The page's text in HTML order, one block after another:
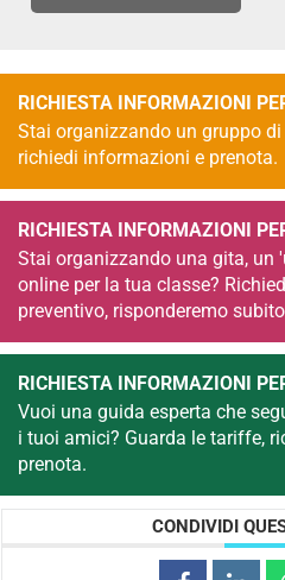
RICHIESTA INFORMAZIONI
Stai organizzando un gruppo
richiedi informazioni e prenota.
RICHIESTA INFORMAZIONI
Stai organizzando una gita,
online per la tua classe?
preventivo, risponderemo
RICHIESTA INFORMAZIONI
Vuoi una guida esperta che
i tuoi amici? Guarda le tariffe,
prenota.
CONDIVIDI